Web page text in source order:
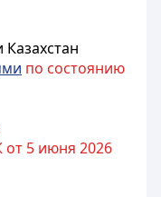
по состоянию
от 5 июня 2026